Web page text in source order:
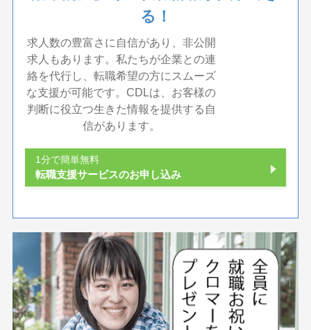
る！
求人数の豊富さに自信があり、非公開
求人もあります。私たちが企業との連
絡を代行し、転職希望の方にスムーズ
な支援が可能です。CDLは、お客様の
判断に役立つ生きた情報を提供する自
信があります。
1分で簡単無料
転職支援サービスのお申し込み